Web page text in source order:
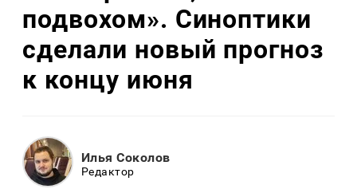
подвохом». Синоптики
сделали новый прогноз
к концу июня
Илья Соколов
Редактор